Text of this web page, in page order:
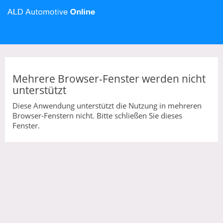
Mehrere Browser-Fenster werden nicht
unterstützt
Diese Anwendung unterstützt die Nutzung in mehreren
Browser-Fenstern nicht. Bitte schließen Sie dieses
Fenster.